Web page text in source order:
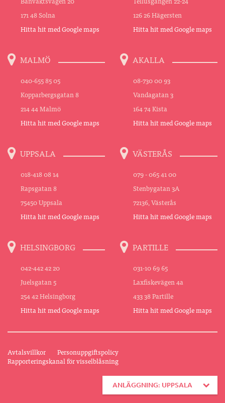
171 48 Solna
Hitta hit med Google maps
126 26 Hägersten
Hitta hit med Google maps
MALMÖ
040-655 85 05
Kopparbergsgatan 8
214 44 Malmö
Hitta hit med Google maps
AKALLA
08-730 00 93
Vandagatan 3
164 74 Kista
Hitta hit med Google maps
UPPSALA
018-418 08 14
Rapsgatan 8
75450 Uppsala
Hitta hit med Google maps
VÄSTERÅS
079 - 065 41 00
Stenbygatan 3A
72136, Västerås
Hitta hit med Google maps
HELSINGBORG
042-442 42 20
Juelsgatan 5
254 42 Helsingborg
Hitta hit med Google maps
PARTILLE
031-10 69 65
Laxfiskevägen 4a
433 38 Partille
Hitta hit med Google maps
Avtalsvillkor
Personuppgiftspolicy
Rapporteringskanal för visselblåsning
ANLÄGGNING: UPPSALA